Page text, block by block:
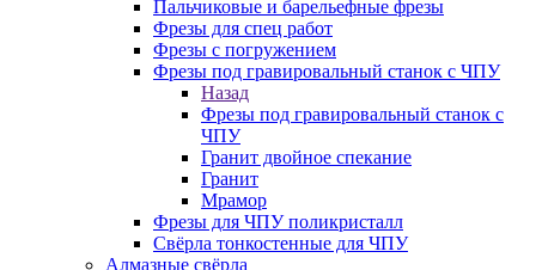
Пальчиковые и барельефные фрезы
Фрезы для спец работ
Фрезы с погружением
Фрезы под гравировальный станок с ЧПУ
Назад
Фрезы под гравировальный станок с
ЧПУ
Гранит двойное спекание
Гранит
Мрамор
Фрезы для ЧПУ поликристалл
Свёрла тонкостенные для ЧПУ
Алмазные свёрла